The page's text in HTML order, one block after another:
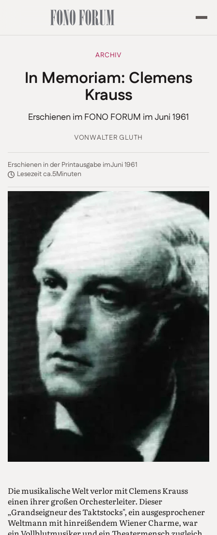
ARCHIV
In Memoriam: Clemens
Krauss
Erschienen im FONO FORUM im Juni 1961
VONWALTER GLUTH
Erschienen in der Printausgabe imJuni 1961
Lesezeit ca.5Minuten
Die musikalische Welt verlor mit Clemens Krauss
einen ihrer großen Orchesterleiter. Dieser
„Grandseigneur des Taktstocks", ein ausgesprochener
Weltmann mit hinreißendem Wiener Charme, war